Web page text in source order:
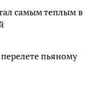
самым теплым в
пьяному